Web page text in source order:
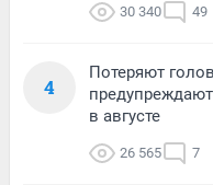
30 340 49
4
Потеряют
в августе
26 565 7